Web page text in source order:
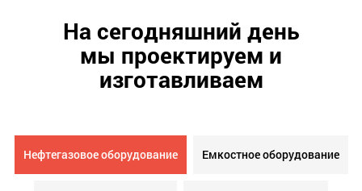
На сегодняшний день
мы проектируем и
изготавливаем
Нефтегазовое оборудование Емкостное оборудование